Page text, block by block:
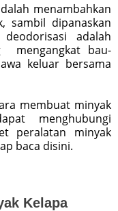
menambahkan
sambil dipanaskan
adalah
mengangkat bau-
keluar bersama
membuat minyak
menghubungi
peralatan minyak
baca disini.
Kelapa